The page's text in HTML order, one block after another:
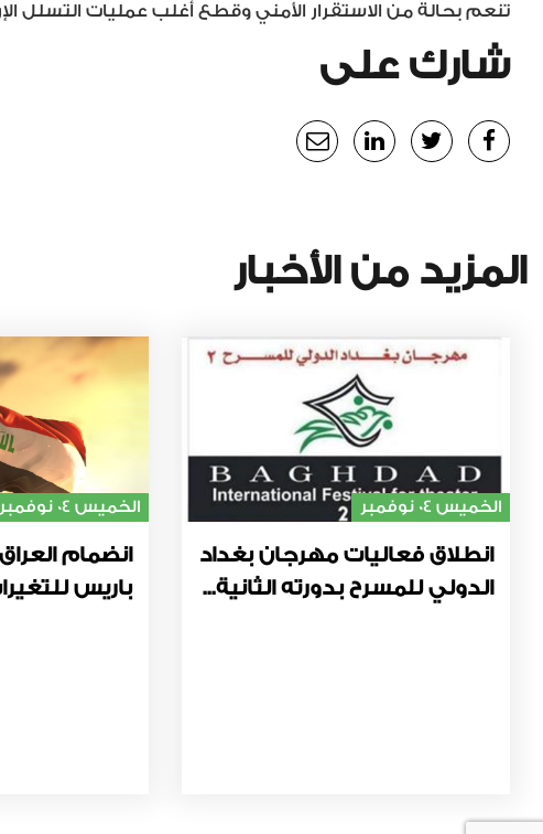
تنعم بحالة من الاستقرار الأمني وقطع أغلب عمليات التسلل
شارك على
المزيد من الأخبار
الخميس 04 نوفمبر
انطلاق فعاليات مهرجان بغداد
الدولي للمسرح بدورته الثانية...
الخميس 04 نوفمبر
انضمام
باريس